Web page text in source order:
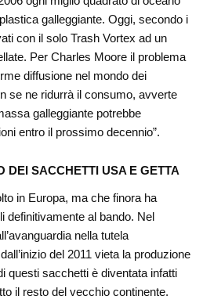
galleggiante. Oggi, secondo i
con il solo Trash Vortex ad un
Per Charles Moore il problema
diffusione nel mondo dei
se ne ridurrà il consumo, avverte
galleggiante potrebbe
entro il prossimo decennio”.
DEI SACCHETTI USA E GETTA
in Europa, ma che finora ha
definitivamente al bando. Nel
nella tutela
del 2011 vieta la produzione
questi sacchetti è diventata infatti
il resto del vecchio continente.